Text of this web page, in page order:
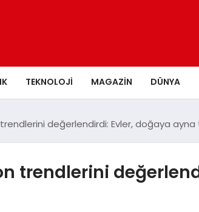
TEKNOLOJI MAGAZIN DÜNYA
değerlendirdi: Evler, doğaya
trendlerini